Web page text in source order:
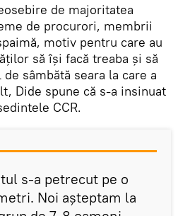
de majoritatea
de procurori, membrii
motiv pentru care au
să îşi facă treaba şi să
sâmbătă seara la care a
Dide spune că s-a insinuat
CCR.
s-a petrecut pe o
Noi aşteptam la